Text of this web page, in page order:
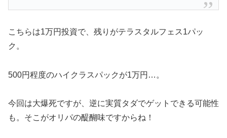
こちらは1万円投資で、残りがテラスタルフェス1パッ
ク。
500円程度のハイクラスパックが1万円…。
今回は大爆死ですが、逆に実質タダでゲットできる可能性
も。そこがオリパの醍醐味ですからね！